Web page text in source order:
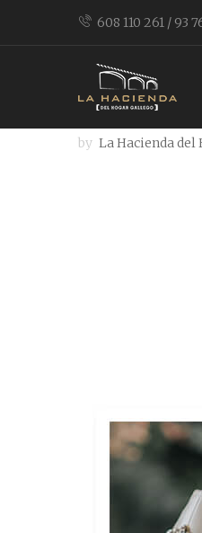
608 110 261 / 93
La
by La Hacienda del